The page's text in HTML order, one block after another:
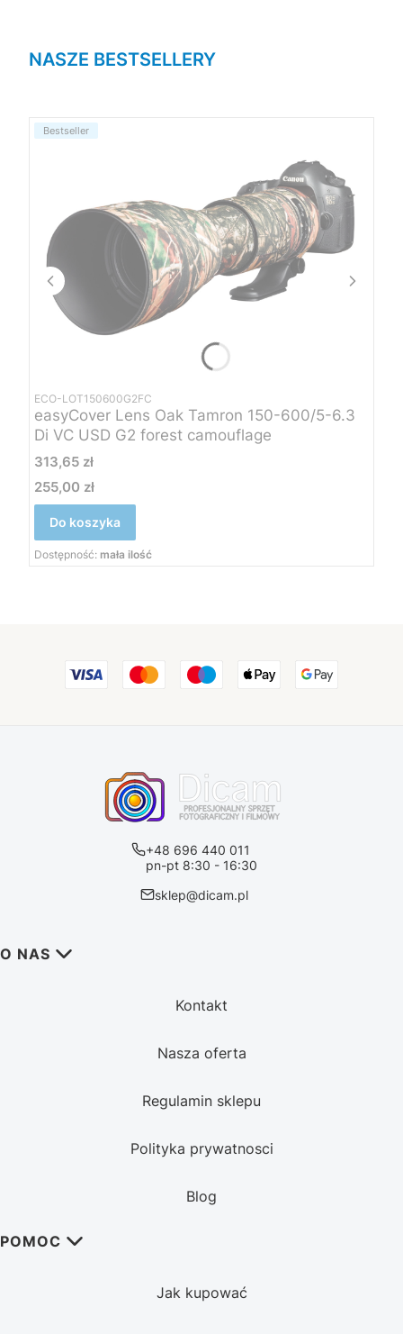
NASZE BESTSELLERY
Bestseller
ECO-LOT150600G2FC
easyCover Lens Oak Tamron 150-600/5-6.3
Di VC USD G2 forest camouflage
Cena
313,65 zł
Cena
255,00 zł
Do koszyka
Dostępność: mała ilość
+48 696 440 011
pn-pt 8:30 - 16:30
sklep@dicam.pl
Linki w stopce
O NAS
Kontakt
Nasza oferta
Regulamin sklepu
Polityka prywatnosci
Blog
POMOC
Jak kupować